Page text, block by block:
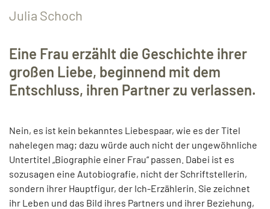
Julia Schoch
Eine Frau erzählt die Geschichte ihrer
großen Liebe, beginnend mit dem
Entschluss, ihren Partner zu verlassen.
Nein, es ist kein bekanntes Liebespaar, wie es der Titel
nahelegen mag; dazu würde auch nicht der ungewöhnliche
Untertitel „Biographie einer Frau“ passen. Dabei ist es
sozusagen eine Autobiografie, nicht der Schriftstellerin,
sondern ihrer Hauptfigur, der Ich-Erzählerin. Sie zeichnet
ihr Leben und das Bild ihres Partners und ihrer Beziehung,